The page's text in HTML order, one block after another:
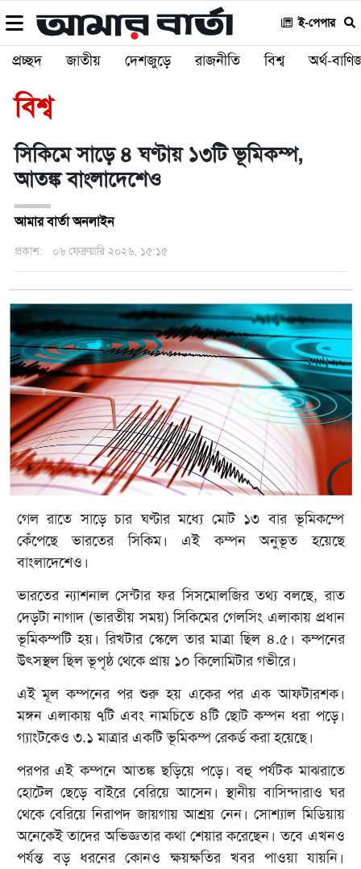
ই-পেপার
প্রচ্ছদ জাতীয় দেশজুড়ে রাজনীতি বিশ্ব অর্থ-
বিশ্ব
সিকিমে সাড়ে ৪ ঘণ্টায় ১৩টি ভূমিকম্প,
আতঙ্ক বাংলাদেশেও
আমার বার্তা অনলাইন
প্রকাশ: ০৬ ফেব্রুয়ারি ২০২৬, ১৫:১৫
গেল রাতে সাড়ে চার ঘণ্টার মধ্যে মোট ১৩ বার ভূমিকম্পে
কেঁপেছে ভারতের সিকিম। এই কম্পন অনুভূত হয়েছে
বাংলাদেশেও।
ভারতের ন্যাশনাল সেন্টার ফর সিসমোলজির তথ্য বলছে, রাত
দেড়টা নাগাদ (ভারতীয় সময়) সিকিমের গেলসিং এলাকায় প্রধান
ভূমিকম্পটি হয়। রিখটার স্কেলে তার মাত্রা ছিল ৪.৫। কম্পনের
উৎসস্থল ছিল ভূপৃষ্ঠ থেকে প্রায় ১০ কিলোমিটার গভীরে।
এই মূল কম্পনের পর শুরু হয় একের পর এক আফটারশক।
মঙ্গন এলাকায় ৭টি এবং নামচিতে ৪টি ছোট কম্পন ধরা পড়ে।
গ্যাংটকেও ৩.১ মাত্রার একটি ভূমিকম্প রেকর্ড করা হয়েছে।
পরপর এই কম্পনে আতঙ্ক ছড়িয়ে পড়ে। বহু পর্যটক মাঝরাতে
হোটেল ছেড়ে বাইরে বেরিয়ে আসেন। স্থানীয় বাসিন্দারাও ঘর
থেকে বেরিয়ে নিরাপদ জায়গায় আশ্রয় নেন। সোশ্যাল মিডিয়ায়
অনেকেই তাদের অভিজ্ঞতার কথা শেয়ার করেছেন। তবে এখনও
পর্যন্ত বড় ধরনের কোনও ক্ষয়ক্ষতির খবর পাওয়া যায়নি।